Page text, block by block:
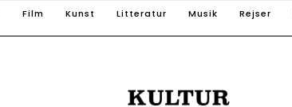
Film Kunst Litteratur Musik Rejser